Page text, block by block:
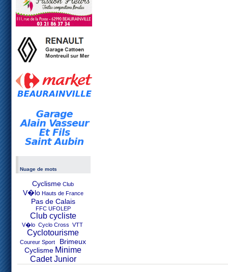
Nuage de mots
Cyclisme Club
V�lo Hauts de France
Pas de Calais
FFC UFOLEP
Club cycliste
V�lo Cyclo Cross VTT
Cyclotourisme
Coureur Sport Brimeux
Cyclisme Minime
Cadet Junior